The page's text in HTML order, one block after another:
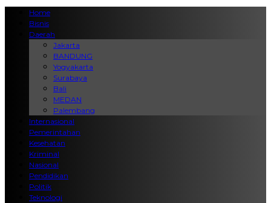
Home
Bisnis
Daerah
Jakarta
BANDUNG
Yogyakarta
Surabaya
Bali
MEDAN
Palembang
Internasional
Pemerintahan
Kesehatan
Kriminal
Nasional
Pendidikan
Politik
Teknologi